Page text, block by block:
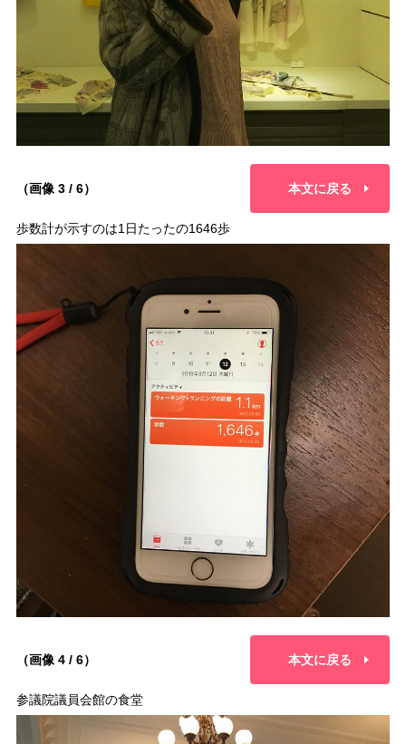
（画像 3 / 6） 本文に戻る
歩数計が示すのは1日たったの1646歩
（画像 4 / 6） 本文に戻る
参議院議員会館の食堂